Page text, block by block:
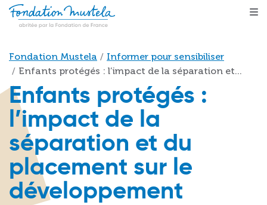
Aller au contenu principal
Fil d'Ariane
Fondation Mustela
Informer pour sensibiliser
Enfants protégés : l’impact de la séparation et...
Enfants protégés :
l’impact de la
séparation et du
placement sur le
développement